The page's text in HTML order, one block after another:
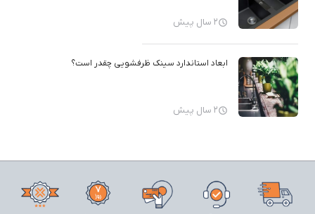
2 سال پیش
ابعاد استاندارد سینک ظرفشویی چقدر است؟
2 سال پیش